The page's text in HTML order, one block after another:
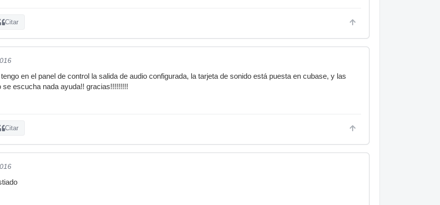
Citar
en el panel de control la salida de audio configurada, la tarjeta de sonido está puesta en cubase, y las
escucha nada ayuda!! gracias!!!!!!!!!
Citar